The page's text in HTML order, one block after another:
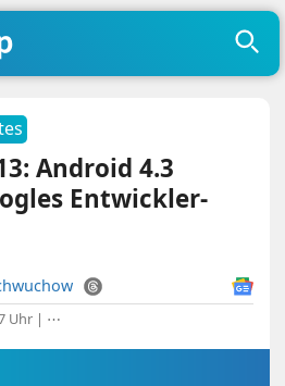
Android 4.3
Entwickler-
Uhr | ⋯